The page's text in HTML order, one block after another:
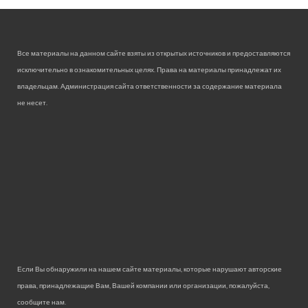
Все материалы на данном сайте взяты из открытых источников и предоставляются
исключительно в ознакомительных целях. Права на материалы принадлежат их
владельцам. Администрация сайта ответственности за содержание материала
не несет.
Если Вы обнаружили на нашем сайте материалы, которые нарушают авторские
права, принадлежащие Вам, Вашей компании или организации, пожалуйста,
сообщите нам.